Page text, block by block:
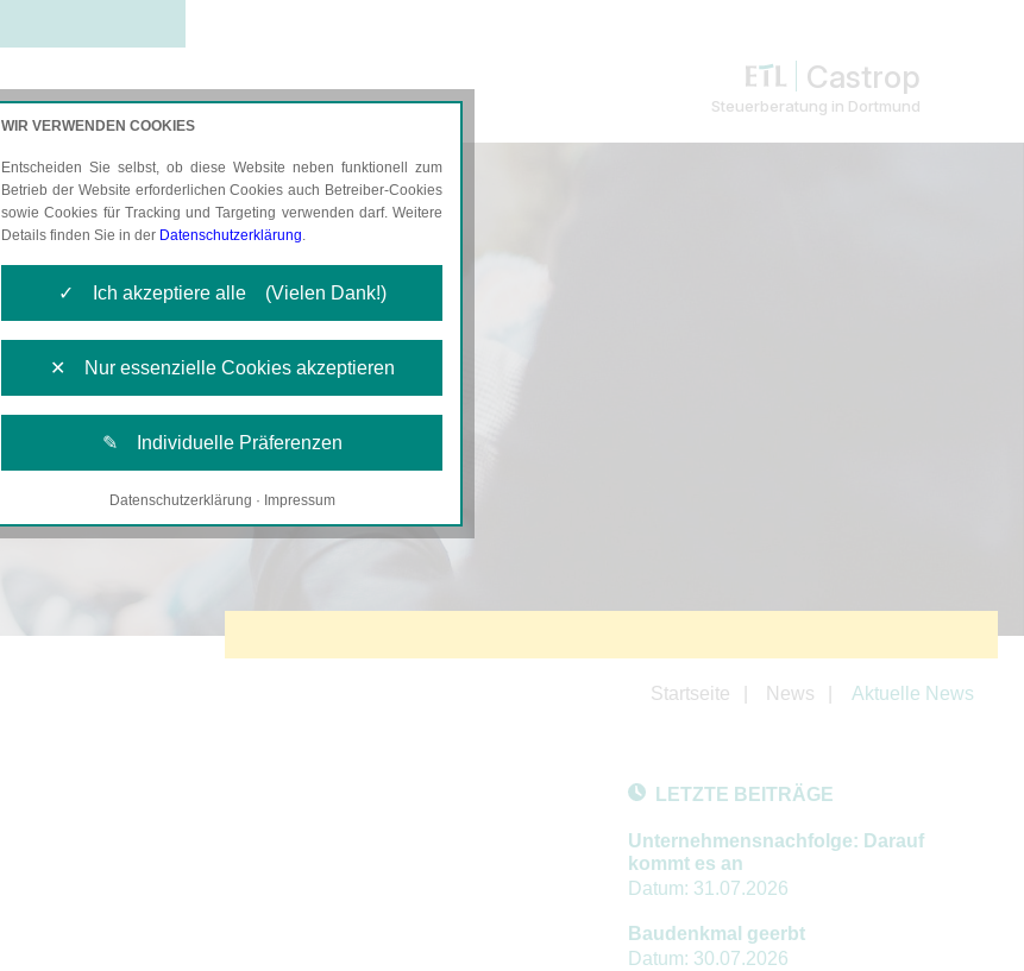
Castrop
Steuerberatung in Dortmund
AKTUELLES KARRIERE
Startseite News Aktuelle News
LETZTE BEITRÄGE
Unternehmensnachfolge: Darauf
kommt es an
Datum: 31.07.2026
Baudenkmal geerbt
Datum: 30.07.2026
WIR VERWENDEN COOKIES
Entscheiden Sie selbst, ob diese Website neben funktionell zum
Betrieb der Website erforderlichen Cookies auch Betreiber-Cookies
sowie Cookies für Tracking und Targeting verwenden darf. Weitere
Details finden Sie in der Datenschutzerklärung.
✓ Ich akzeptiere alle (Vielen Dank!)
✕ Nur essenzielle Cookies akzeptieren
✎ Individuelle Präferenzen
Notwendige Cookies
Datenschutzerklärung · Impressum